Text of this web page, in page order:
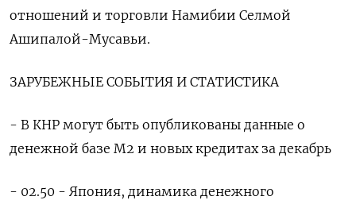
отношений и торговли Намибии Селмой
Ашипалой-Мусавьи.
ЗАРУБЕЖНЫЕ СОБЫТИЯ И СТАТИСТИКА
- В КНР могут быть опубликованы данные о
⁠денежной базе M2 и новых ​кредитах за декабрь
- 02.⁠50 - Япония, динамика денежного